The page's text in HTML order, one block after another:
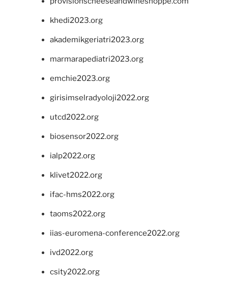
khedi2023.org
akademikgeriatri2023.org
marmarapediatri2023.org
emchie2023.org
girisimselradyoloji2022.org
utcd2022.org
biosensor2022.org
ialp2022.org
klivet2022.org
ifac-hms2022.org
taoms2022.org
iias-euromena-conference2022.org
ivd2022.org
csity2022.org